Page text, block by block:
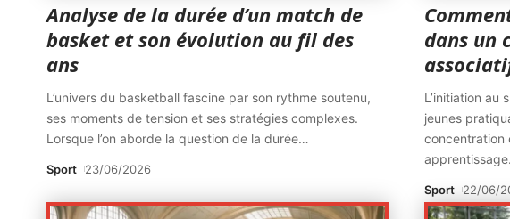
Analyse de la durée d’un match de
basket et son évolution au fil des
ans
L’univers du basketball fascine par son rythme soutenu,
ses moments de tension et ses stratégies complexes.
Lorsque l’on aborde la question de la durée…
Sport 23/06/2026
dans un
L’initiation au
jeunes
concentration
apprentissage
Sport 22/06/